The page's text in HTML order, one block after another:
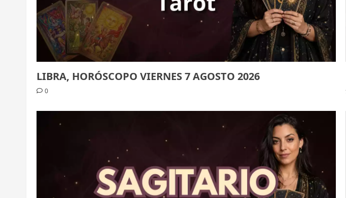
LIBRA, HORÓSCOPO VIERNES 7 AGOSTO 2026
0